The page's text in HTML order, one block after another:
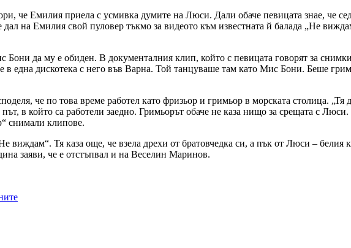
че Емилия приела с усмивка думите на Люси. Дали обаче певицата знае, че
на Емилия свой пуловер тъкмо за видеото към известната й балада „Не
да му е обиден. В документалния клип, който с певицата говорят за
в една дискотека с него във Варна. Той танцуваше там като Мис Бони. Беше
че по това време работел като фризьор и гримьор в морската столица.
в който са работели заедно. Гримьорът обаче не каза нищо за срещата с
снимали клипове.
Тя каза още, че взела дрехи от братовчедка си, а пък от Люси – белия
заяви, че е отстъпвал и на Веселин Маринов.